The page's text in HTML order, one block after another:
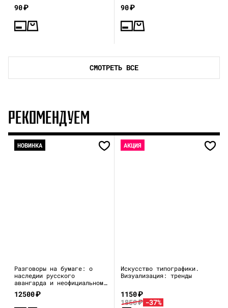
90₽ 90₽
СМОТРЕТЬ ВСЕ
РЕКОМЕНДУЕМ
НОВИНКА
Разговоры на бумаге: о
наследии русского
авангарда и неофициальном
искусстве 1970–80-х
12500₽
АКЦИЯ
Искусство типографики.
Визуализация: тренды
1150₽
1850₽ -37%